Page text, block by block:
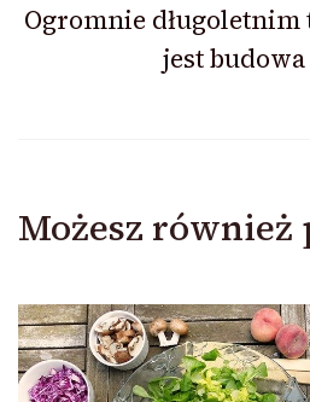
Ogromnie długoletnim
jest
Możesz